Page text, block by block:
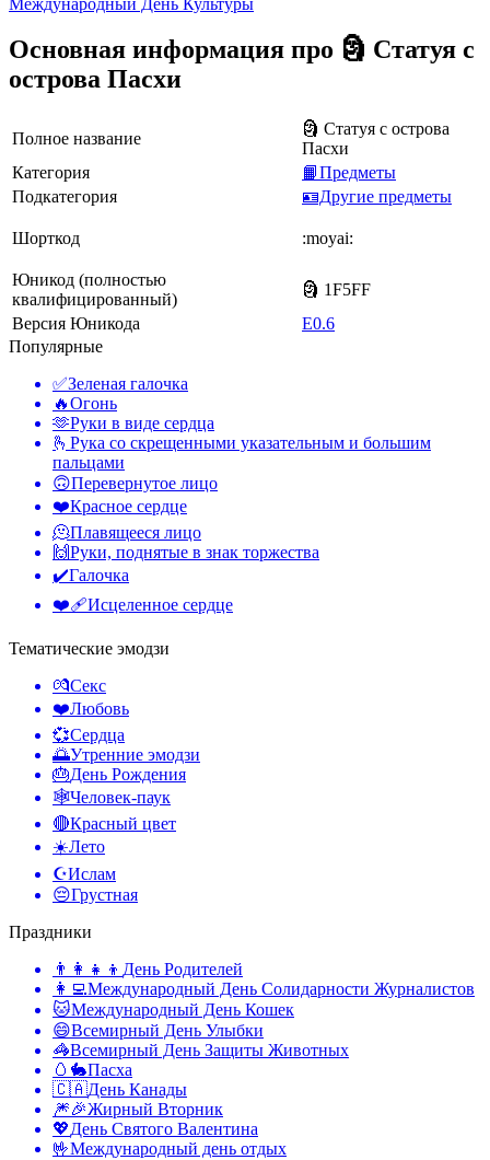
Основная информация про 🗿 Статуя с
острова Пасхи
Полное название
🗿 Статуя с острова
Пасхи
Категория
📙Предметы
Подкатегория
🪪Другие предметы
Шорткод :moyai:
Юникод (полностью
квалифицированный)
🗿 1F5FF
Версия Юникода
E0.6
Популярные
✅Зеленая галочка
🔥Огонь
🫶Руки в виде сердца
🫰 Рука со скрещенными указательным и большим
пальцами
🙃Перевернутое лицо
❤️Красное сердце
🫠Плавящееся лицо
🙌Руки, поднятые в знак торжества
✔️Галочка
❤️‍🩹Исцеленное сердце
Тематические эмодзи
💏Секс
❤️Любовь
💞Сердца
🌅Утренние эмодзи
🎂День Рождения
🕸️Человек-паук
🔴Красный цвет
☀️Лето
☪️Ислам
😔Грустная
Праздники
👨‍👩‍👧‍👦 День Родителей
👩‍💻Международный День Солидарности Журналистов
🐱Международный День Кошек
😄Всемирный День Улыбки
🦓Всемирный День Защиты Животных
🥚🐇Пасха
🇨🇦День Канады
🎆🎉Жирный Вторник
💖День Святого Валентина
🤟Международный день отдых